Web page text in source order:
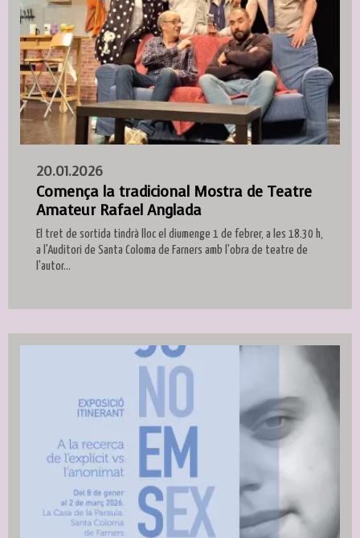
20.01.2026
Comença la tradicional Mostra de Teatre
Amateur Rafael Anglada
El tret de sortida tindrà lloc el diumenge 1 de febrer, a les 18.30 h,
a l'Auditori de Santa Coloma de Farners amb l'obra de teatre de
l'autor...